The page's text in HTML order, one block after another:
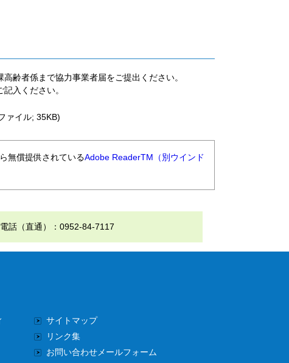
齢者係まで協力事業者届をご提出ください。
入ください。
ァイル; 35KB)
無償提供されているAdobe ReaderTM（別ウインド
（直通）：0952-84-7117
サイトマップ
リンク集
お問い合わせメールフォーム